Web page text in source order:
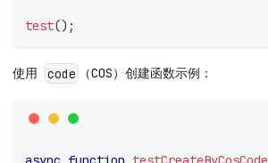
test() ;
使用 code （COS）创建函数示例：